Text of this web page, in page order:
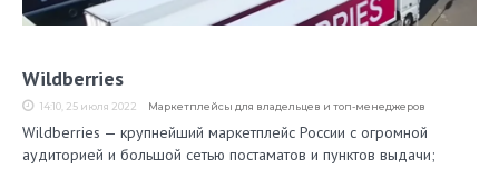
Wildberries
14:10, 25 июля 2022 Маркетплейсы для владельцев и топ-менеджеров
Wildberries — крупнейший маркетплейс России с огромной
аудиторией и большой сетью постаматов и пунктов выдачи;